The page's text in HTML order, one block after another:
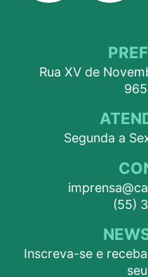
Rua XV de
Segunda a
(55)
Inscreva-se e